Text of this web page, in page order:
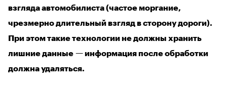
взгляда автомобилиста (частое моргание,
чрезмерно длительный взгляд в сторону дороги).
При этом такие технологии не должны хранить
лишние данные — информация после обработки
должна удаляться.